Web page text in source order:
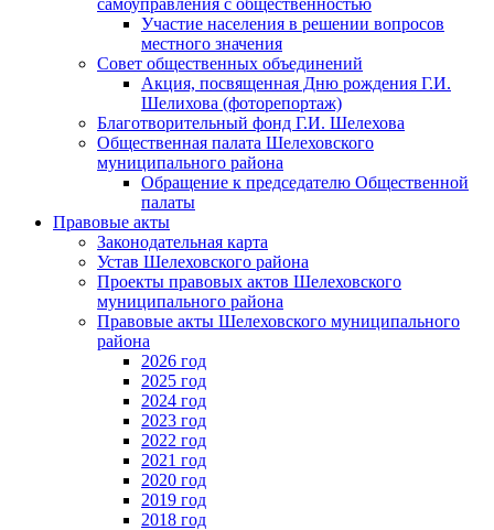
Участие населения в решении вопросов
местного значения
Совет общественных объединений
Акция, посвященная Дню рождения Г.И.
Шелихова (фоторепортаж)
Благотворительный фонд Г.И. Шелехова
Общественная палата Шелеховского
муниципального района
Обращение к председателю Общественной
палаты
Правовые акты
Законодательная карта
Устав Шелеховского района
Проекты правовых актов Шелеховского
муниципального района
Правовые акты Шелеховского муниципального
района
2026 год
2025 год
2024 год
2023 год
2022 год
2021 год
2020 год
2019 год
2018 год